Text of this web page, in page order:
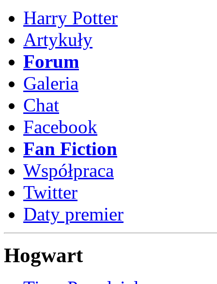
Harry Potter
Artykuły
Forum
Galeria
Chat
Facebook
Fan Fiction
Współpraca
Twitter
Daty premier
Hogwart